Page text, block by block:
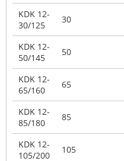
KDK 12-
30/125
30
KDK 12-
50/145
50
KDK 12-
65/160
65
KDK 12-
85/180
85
KDK 12-
105/200
105